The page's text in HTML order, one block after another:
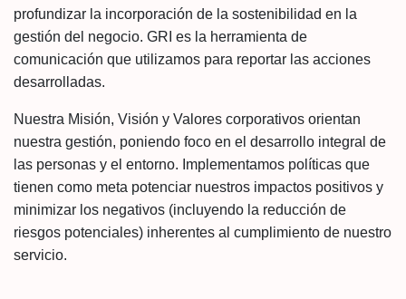
profundizar la incorporación de la sostenibilidad en la
gestión del negocio. GRI es la herramienta de
comunicación que utilizamos para reportar las acciones
desarrolladas.
Nuestra Misión, Visión y Valores corporativos orientan
nuestra gestión, poniendo foco en el desarrollo integral de
las personas y el entorno. Implementamos políticas que
tienen como meta potenciar nuestros impactos positivos y
minimizar los negativos (incluyendo la reducción de
riesgos potenciales) inherentes al cumplimiento de nuestro
servicio.